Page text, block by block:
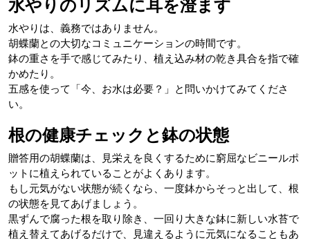
水やりのリズムに耳を澄ます
水やりは、義務ではありません。
胡蝶蘭との大切なコミュニケーションの時間です。
鉢の重さを手で感じてみたり、植え込み材の乾き具合を指で確
かめたり。
五感を使って「今、お水は必要？」と問いかけてみてくださ
い。
根の健康チェックと鉢の状態
贈答用の胡蝶蘭は、見栄えを良くするために窮屈なビニールポ
ットに植えられていることがよくあります。
もし元気がない状態が続くなら、一度鉢からそっと出して、根
の状態を見てあげましょう。
黒ずんで腐った根を取り除き、一回り大きな鉢に新しい水苔で
植え替えてあげるだけで、見違えるように元気になることもあ